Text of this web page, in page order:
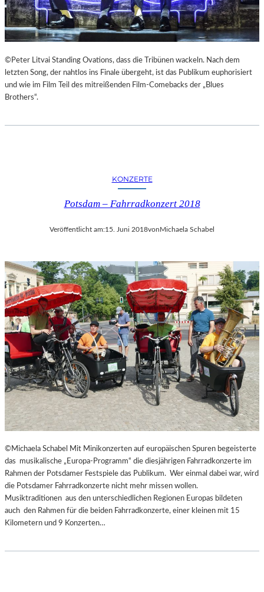
©Peter Litvai Standing Ovations, dass die Tribünen wackeln. Nach dem
letzten Song, der nahtlos ins Finale übergeht, ist das Publikum euphorisiert
und wie im Film Teil des mitreißenden Film-Comebacks der „Blues
Brothers“.
KONZERTE
Potsdam – Fahrradkonzert 2018
Veröffentlicht am:15. Juni 2018vonMichaela Schabel
©Michaela Schabel Mit Minikonzerten auf europäischen Spuren begeisterte
das musikalische „Europa-Programm“ die diesjährigen Fahrradkonzerte im
Rahmen der Potsdamer Festspiele das Publikum. Wer einmal dabei war, wird
die Potsdamer Fahrradkonzerte nicht mehr missen wollen.
Musiktraditionen aus den unterschiedlichen Regionen Europas bildeten
auch den Rahmen für die beiden Fahrradkonzerte, einer kleinen mit 15
Kilometern und 9 Konzerten…